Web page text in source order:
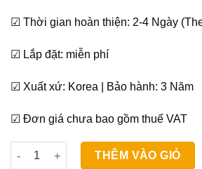
☑ Thời gian hoàn thiện: 2-4 Ngày
☑ Lắp đặt: miễn phí
☑ Xuất xứ: Korea | Bảo hành: 3 Năm
☑ Đơn giá chưa bao gồm thuế VAT
Rèm Phòng Tắm Modero Nouvelle số
THÊM VÀO GIỎ